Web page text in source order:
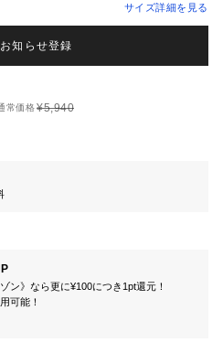
サイズ詳細を見る
知らせ登録
常価格¥5,940
ン》なら更に¥100につき1pt還元！
可能！